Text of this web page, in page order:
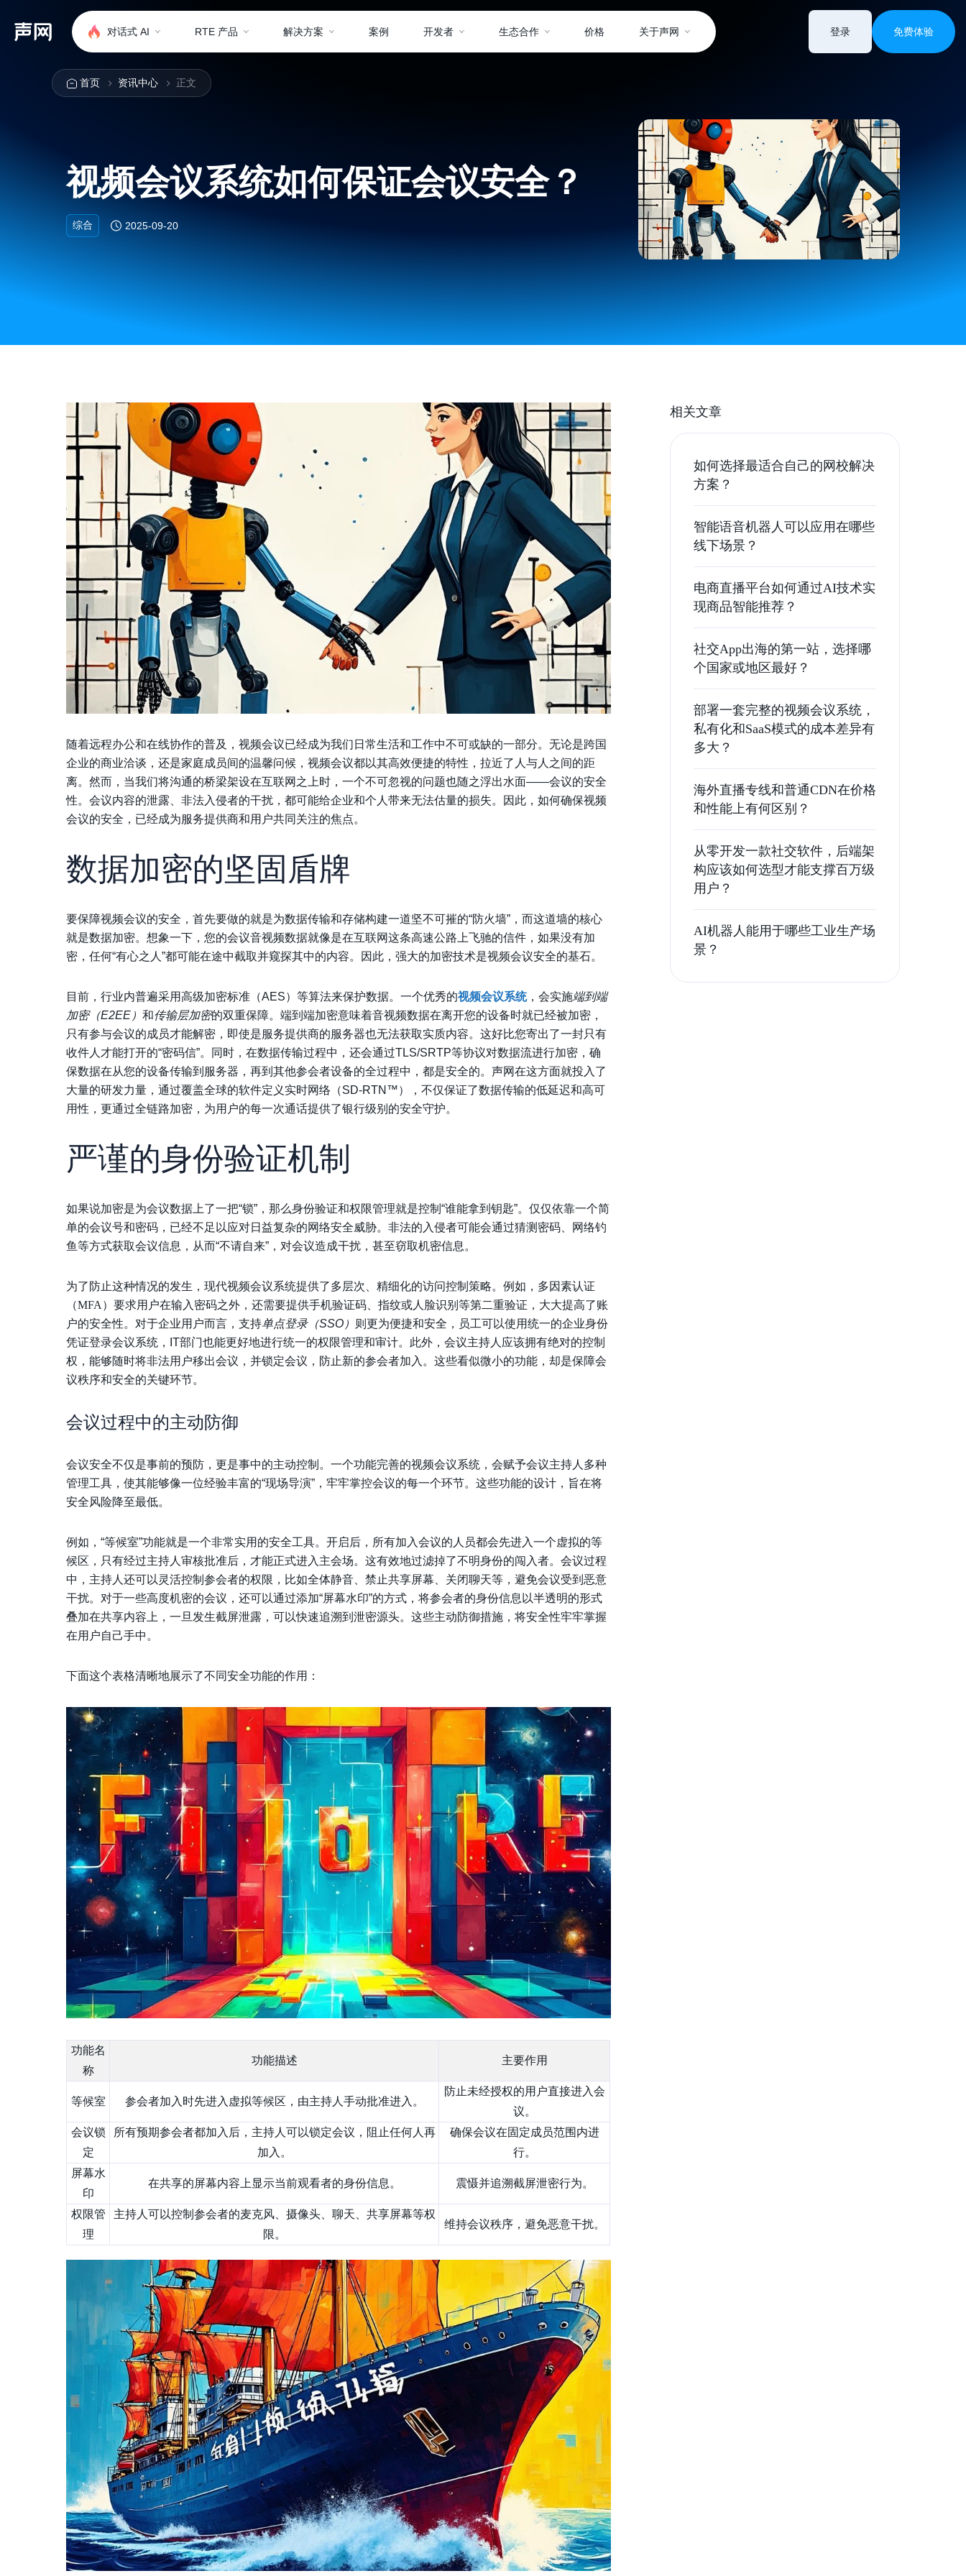
对话式 AI RTE 产品 解决方案 案例 开发者 生态合作 价格 关于声网 登录 免费体验
首页 资讯中心 正文
视频会议系统如何保证会议安全？
综合 2025-09-20
随着远程办公和在线协作的普及，视频会议已经成为我们日常生活和工作中不可或缺的一部分。无论是跨国
企业的商业洽谈，还是家庭成员间的温馨问候，视频会议都以其高效便捷的特性，拉近了人与人之间的距
离。然而，当我们将沟通的桥梁架设在互联网之上时，一个不可忽视的问题也随之浮出水面——会议的安全
性。会议内容的泄露、非法入侵者的干扰，都可能给企业和个人带来无法估量的损失。因此，如何确保视频
会议的安全，已经成为服务提供商和用户共同关注的焦点。
数据加密的坚固盾牌
要保障视频会议的安全，首先要做的就是为数据传输和存储构建一道坚不可摧的“防火墙”，而这道墙的核心
就是数据加密。想象一下，您的会议音视频数据就像是在互联网这条高速公路上飞驰的信件，如果没有加
密，任何“有心之人”都可能在途中截取并窥探其中的内容。因此，强大的加密技术是视频会议安全的基石。
目前，行业内普遍采用高级加密标准（AES）等算法来保护数据。一个优秀的视频会议系统，会实施端到端
加密（E2EE） 和传输层加密的双重保障。端到端加密意味着音视频数据在离开您的设备时就已经被加密，
只有参与会议的成员才能解密，即使是服务提供商的服务器也无法获取实质内容。这好比您寄出了一封只有
收件人才能打开的“密码信”。同时，在数据传输过程中，还会通过TLS/SRTP等协议对数据流进行加密，确
保数据在从您的设备传输到服务器，再到其他参会者设备的全过程中，都是安全的。 声网在这方面就投入了
大量的研发力量，通过覆盖全球的软件定义实时网络（SD-RTN™），不仅保证了数据传输的低延迟和高可
用性，更通过全链路加密，为用户的每一次通话提供了银行级别的安全守护。
严谨的身份验证机制
如果说加密是为会议数据上了一把“锁”，那么身份验证和权限管理就是控制“谁能拿到钥匙”。仅仅依靠一个简
单的会议号和密码，已经不足以应对日益复杂的网络安全威胁。非法的入侵者可能会通过猜测密码、网络钓
鱼等方式获取会议信息，从而“不请自来”，对会议造成干扰，甚至窃取机密信息。
为了防止这种情况的发生，现代视频会议系统提供了多层次、精细化的访问控制策略。例如， 多因素认证
（MFA） 要求用户在输入密码之外，还需要提供手机验证码、指纹或人脸识别等第二重验证，大大提高了账
户的安全性。对于企业用户而言，支持单点登录（SSO）
则更为便捷和安全，员工可以使用统一的企业身份
凭证登录会议系统，IT部门也能更好地进行统一的权限管理和审计。此外，会议主持人应该拥有绝对的控制
权，能够随时将非法用户移出会议，并锁定会议，防止新的参会者加入。这些看似微小的功能，却是保障会
议秩序和安全的关键环节。
会议过程中的主动防御
会议安全不仅是事前的预防，更是事中的主动控制。一个功能完善的视频会议系统，会赋予会议主持人多种
管理工具，使其能够像一位经验丰富的“现场导演”，牢牢掌控会议的每一个环节。这些功能的设计，旨在将
安全风险降至最低。
例如，“等候室”功能就是一个非常实用的安全工具。开启后，所有加入会议的人员都会先进入一个虚拟的等
候区，只有经过主持人审核批准后，才能正式进入主会场。这有效地过滤掉了不明身份的闯入者。会议过程
中，主持人还可以灵活控制参会者的权限，比如全体静音、禁止共享屏幕、关闭聊天等，避免会议受到恶意
干扰。对于一些高度机密的会议，还可以通过添加“屏幕水印”的方式，将参会者的身份信息以半透明的形式
叠加在共享内容上，一旦发生截屏泄露，可以快速追溯到泄密源头。这些主动防御措施，将安全性牢牢掌握
在用户自己手中。
下面这个表格清晰地展示了不同安全功能的作用：
功能名
称
功能描述 主要作用
等候室 参会者加入时先进入虚拟等候区，由主持人手动批准进入。
防止未经授权的用户直接进入会
议。
会议锁
定
所有预期参会者都加入后，主持人可以锁定会议，阻止任何人再
加入。
确保会议在固定成员范围内进
行。
屏幕水
印
在共享的屏幕内容上显示当前观看者的身份信息。 震慑并追溯截屏泄密行为。
权限管
理
主持人可以控制参会者的麦克风、摄像头、聊天、共享屏幕等权
限。
维持会议秩序，避免恶意干扰。
相关文章
如何选择最适合自己的网校解决
方案？
智能语音机器人可以应用在哪些
线下场景？
电商直播平台如何通过AI技术实
现商品智能推荐？
社交App出海的第一站，选择哪
个国家或地区最好？
部署一套完整的视频会议系统，
私有化和SaaS模式的成本差异有
多大？
海外直播专线和普通CDN在价格
和性能上有何区别？
从零开发一款社交软件，后端架
构应该如何选型才能支撑百万级
用户？
AI机器人能用于哪些工业生产场
景？